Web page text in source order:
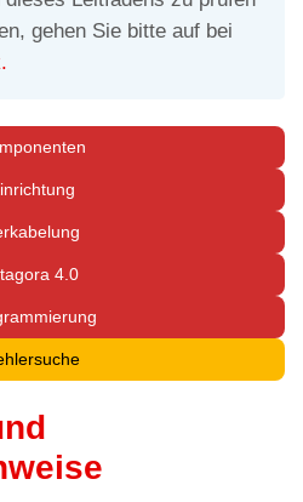
gehen Sie bitte auf bei
4.0